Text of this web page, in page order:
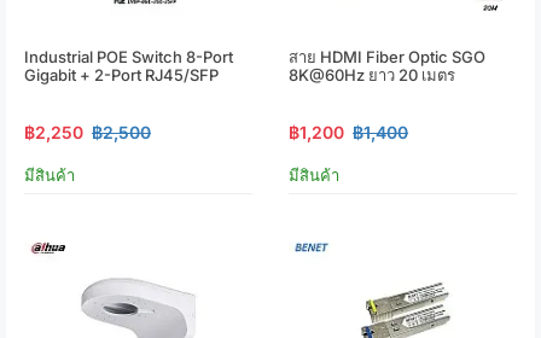
Industrial POE Switch 8-Port
Gigabit + 2-Port RJ45/SFP
฿2,250 ฿2,500
มีสินค้า
สาย HDMI Fiber Optic SGO
8K@60Hz ยาว 20 เมตร
฿1,200 ฿1,400
มีสินค้า